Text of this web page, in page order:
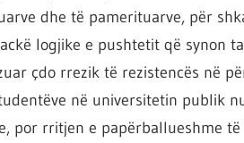
dhe të pamerituarve, për
logjike e pushtetit që synon
çdo rrezik të rezistencës në
në universitetin publik
por rritjen e papërballueshme